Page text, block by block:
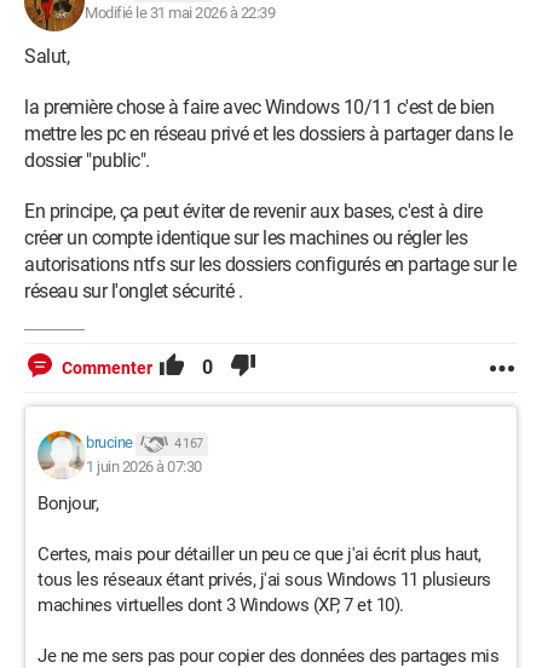
Modifié le 31 mai 2026 à 22:39
Salut,
la première chose à faire avec Windows 10/11 c'est de bien
mettre les pc en réseau privé et les dossiers à partager dans le
dossier "public".
En principe, ça peut éviter de revenir aux bases, c'est à dire
créer un compte identique sur les machines ou régler les
autorisations ntfs sur les dossiers configurés en partage sur le
réseau sur l'onglet sécurité .
Commenter 0
brucine 4 167
1 juin 2026 à 07:30
Bonjour,
Certes, mais pour détailler un peu ce que j'ai écrit plus haut,
tous les réseaux étant privés, j'ai sous Windows 11 plusieurs
machines virtuelles dont 3 Windows (XP, 7 et 10).
Je ne me sers pas pour copier des données des partages mis